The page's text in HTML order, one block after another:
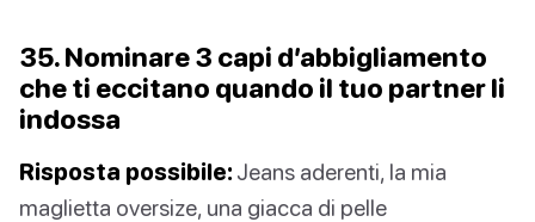
35. Nominare 3 capi d’abbigliamento
che ti eccitano quando il tuo partner li
indossa
Risposta possibile: Jeans aderenti, la mia
maglietta oversize, una giacca di pelle